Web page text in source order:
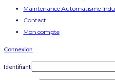
Maintenance Automatisme
Contact
Mon compte
Connexion
Identifiant